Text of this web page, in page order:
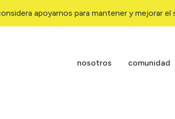
apoyarnos para mantener y mejorar el
nosotros comunidad